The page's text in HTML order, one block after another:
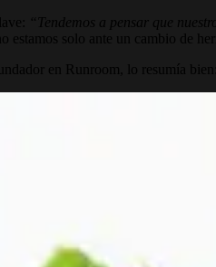
“Tendemos a pensar que
estamos solo ante un cambio de
en Runroom, lo resumía